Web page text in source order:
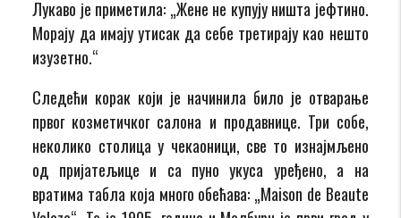
Лукаво је приметила: „Жене не купују ништа јефтино.
Морају да имају утисак да себе третирају као нешто
изузетно.“
Следећи корак који је начинила било је отварање
првог козметичког салона и продавнице. Три собе,
неколико столица у чекаоници, све то изнајмљено
од пријатељице и са пуно укуса уређено, а на
вратима табла која много обећава: „Maison de Beaute